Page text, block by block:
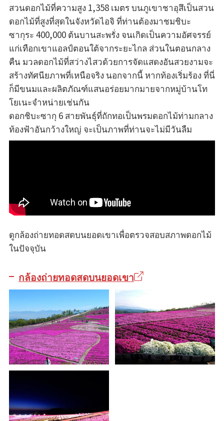
สวนดอกไม้ที่ความสูง 1,358 เมตร บนภูเขาชาอุสึเป็นสวน
ดอกไม้ที่สูงที่สุดในจังหวัดไอจิ ที่ท่านต้องมาชมชิบะ
ซากุระ 400,000 ต้นบานสะพรั่ง จนเกิดเป็นความอัศจรรย์
แก่เทือกเขาแอลป์ตอนใต้จากระยะไกล ส่วนในตอนกลาง
คืน มวลดอกไม้ที่สว่างไสวด้วยการจัดแสดงอันสวยงามจะ
สร้างทัศนียภาพที่เหนือจริง นอกจากนี้ หากท้องเริ่มร้อง ที่นี่
ก็มีขนมและผลิตภัณฑ์แสนอร่อยมากมายจากหมู่บ้านโท
โยเนะจำหน่ายเช่นกัน
ดอกชิบะซากุ 6 สายพันธุ์ที่ถักทอเป็นพรมดอกไม้ท่ามกลาง
ท้องฟ้าอันกว้างใหญ่ จะเป็นภาพที่ท่านจะไม่มีวันลืม
ดูกล้องถ่ายทอดสดบนยอดเขาเพื่อตรวจสอบสภาพดอกไม้
ในปัจจุบัน
กล้องถ่ายทอดสดบนยอดเขา